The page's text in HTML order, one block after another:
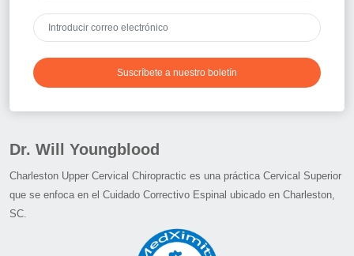
Suscríbete a nuestro boletín
Dr. Will Youngblood
Charleston Upper Cervical Chiropractic es una práctica Cervical Superior
que se enfoca en el Cuidado Correctivo Espinal ubicado en Charleston,
SC.